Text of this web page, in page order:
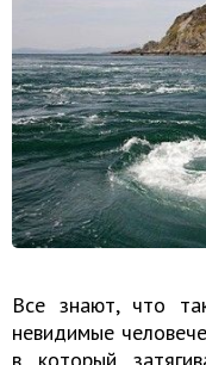
Все знают, что
невидимые
в который